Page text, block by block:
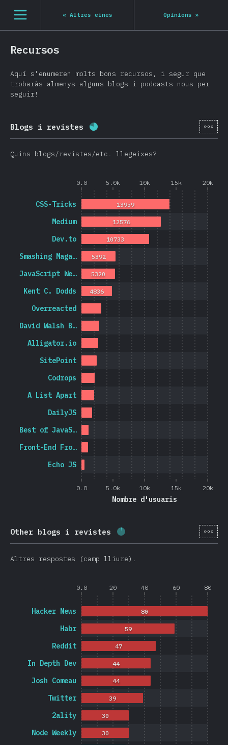
[ca-ES] general.open_nav
« Altres eines Opinions »
Recursos
Aquí s'enumeren molts bons recursos, i segur que
trobaràs almenys alguns blogs i podcasts nous per
seguir!
Blogs i revistes Percentatge completat: 78.7%
[ca-
Quins blogs/revistes/etc. llegeixes?
0.0 5.0k 10k 15k 20k
0.0 5.0k 10k 15k 20k
Nombre d'usuaris
Echo JS
Front-End Fro…
Best of JavaS…
DailyJS
A List Apart
Codrops
SitePoint
Alligator.io
David Walsh B…
Overreacted
Kent C. Dodds
JavaScript We…
Smashing Maga…
Dev.to
Medium
CSS-Tricks
4836
5320
5392
10733
12576
13959
Other blogs i revistes Percentatge completat:[ca-
Altres respostes (camp lliure).
0.0 20 40 60 80
Node Weekly
2ality
Twitter
Josh Comeau
In Depth Dev
Reddit
Habr
Hacker News
30
30
39
44
44
47
59
80